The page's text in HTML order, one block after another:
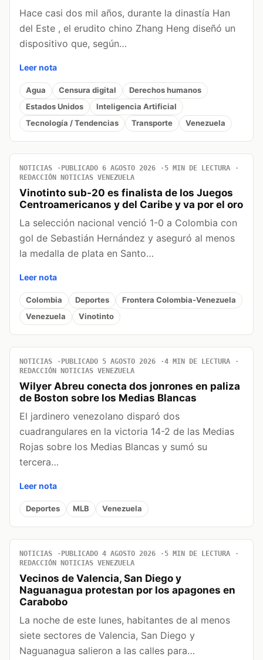
Hace casi dos mil años, durante la dinastía Han
del Este , el erudito chino Zhang Heng diseñó un
dispositivo que, según…
Leer nota
Agua Censura digital
Derechos humanos
Estados Unidos
Inteligencia Artificial
Tecnología / Tendencias
Transporte Venezuela
NOTICIAS PUBLICADO 6 AGOSTO 2026
5 MIN DE LECTURA
REDACCIÓN NOTICIAS VENEZUELA
Vinotinto sub-20 es finalista de los Juegos
Centroamericanos y del Caribe y va por el oro
La selección nacional venció 1-0 a Colombia con
gol de Sebastián Hernández y aseguró al menos
la medalla de plata en Santo…
Leer nota
Colombia Deportes
Frontera Colombia-Venezuela
Venezuela
Vinotinto
NOTICIAS PUBLICADO 5 AGOSTO 2026
4 MIN DE LECTURA
REDACCIÓN NOTICIAS VENEZUELA
Wilyer Abreu conecta dos jonrones en paliza
de Boston sobre los Medias Blancas
El jardinero venezolano disparó dos
cuadrangulares en la victoria 14-2 de las Medias
Rojas sobre los Medias Blancas y sumó su
tercera…
Leer nota
Deportes MLB Venezuela
NOTICIAS PUBLICADO 4 AGOSTO 2026
5 MIN DE LECTURA
REDACCIÓN NOTICIAS VENEZUELA
Vecinos de Valencia, San Diego y
Naguanagua protestan por los apagones en
Carabobo
La noche de este lunes, habitantes de al menos
siete sectores de Valencia, San Diego y
Naguanagua salieron a las calles para…